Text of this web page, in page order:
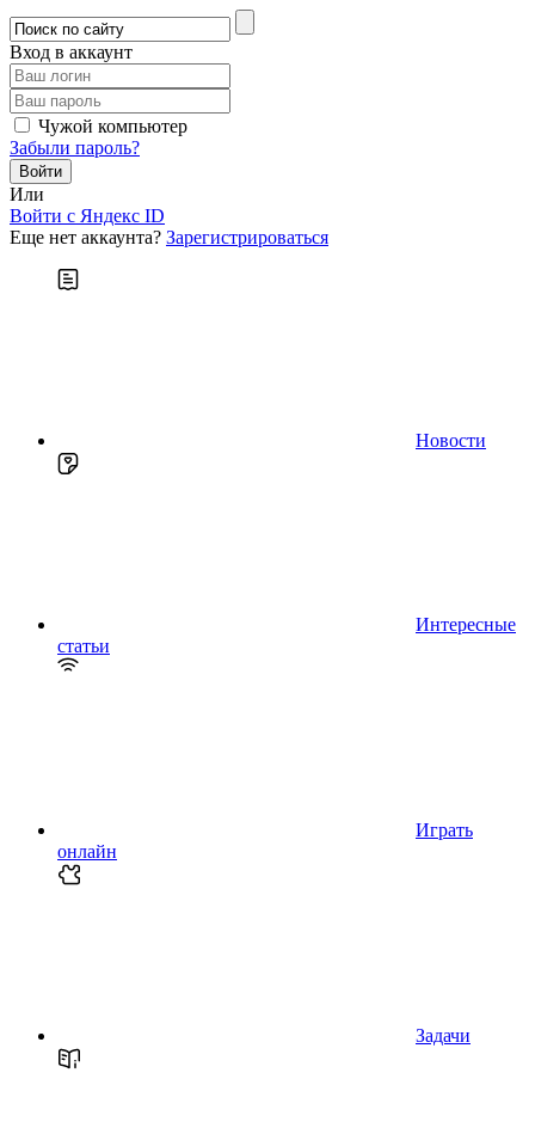
Вход в аккаунт
Чужой компьютер
Забыли пароль?
Или
Войти c Яндекс ID
Еще нет аккаунта? Зарегистрироваться
Новости
Интересные
статьи
Играть
онлайн
Задачи